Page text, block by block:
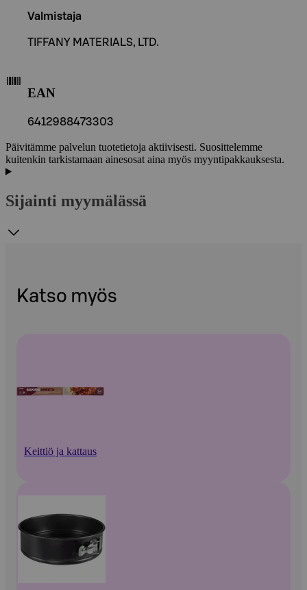
Valmistaja
TIFFANY MATERIALS, LTD.
EAN
6412988473303
Päivitämme palvelun tuotetietoja aktiivisesti. Suosittelemme
kuitenkin tarkistamaan ainesosat aina myös myyntipakkauksesta.
Sijainti myymälässä
Katso myös
Keittiö ja kattaus